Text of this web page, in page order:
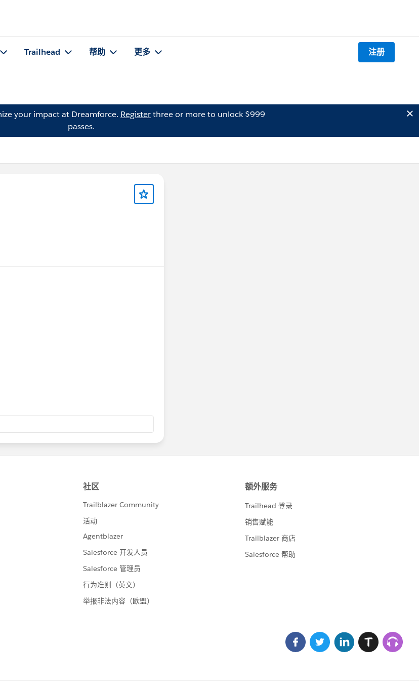
Trailhead 帮助 更多 注册
your impact at Dreamforce. Registerthree or more to unlock $999
passes.